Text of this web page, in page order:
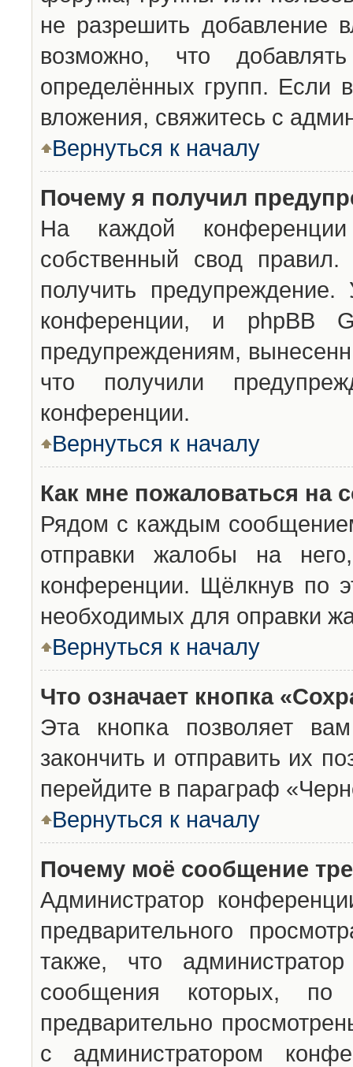
не разрешить добавление
возможно, что
определённых групп. Если
вложения, свяжитесь с
Вернуться к началу
Почему я получил
На каждой конференции
собственный свод
получить
конференции, и phpBB
предупреждениям,
что получили
конференции.
Вернуться к началу
Как мне пожаловаться на
Рядом с каждым
отправки жалобы на
конференции. Щёлкнув по
необходимых для оправки
Вернуться к началу
Что означает кнопка
Эта кнопка позволяет
закончить и отправить их
перейдите в параграф
Вернуться к началу
Почему моё сообщение
Администратор
предварительного
также, что
сообщения которых,
предварительно
с администратором